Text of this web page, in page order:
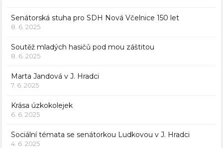
Senátorská stuha pro SDH Nová Včelnice 150 let
8. 6. 2025
Soutěž mladých hasičů pod mou záštitou
8. 6. 2025
Marta Jandová v J. Hradci
7. 6. 2025
Krása úzkokolejek
6. 6. 2025
Sociální témata se senátorkou Ludkovou v J. Hradci
4. 6. 2025